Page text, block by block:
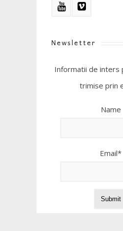
Newsletter
Informatii de inters
trimise prin
Name
Email*